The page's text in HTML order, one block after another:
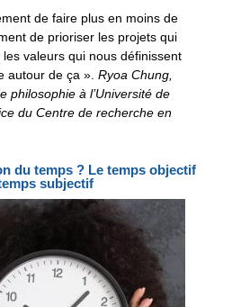
de faire plus en moins de
de prioriser les projets qui
valeurs qui nous définissent
autour de ça ».Ryoa Chung,
philosophie à l’Université de
du Centre de recherche en
du temps ? Le temps objectif
subjectif